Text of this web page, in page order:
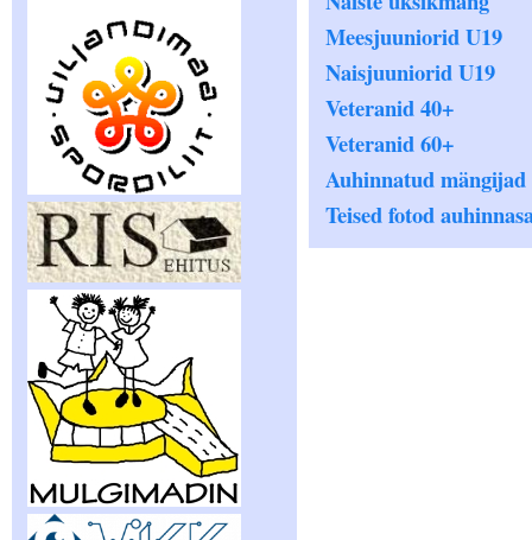
Meesjuuniorid U19
Naisjuuniorid U19
Veteranid 40+
Veteranid 60+
Auhinnatud mängijad
Teised fotod